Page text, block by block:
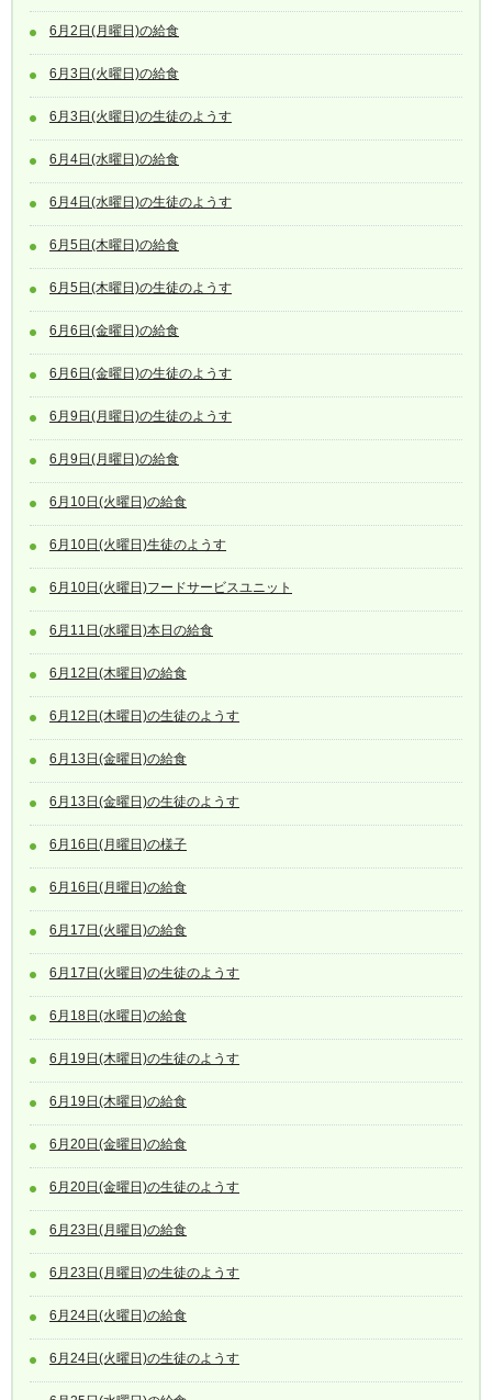
6月2日(月曜日)の給食
6月3日(火曜日)の給食
6月3日(火曜日)の生徒のようす
6月4日(水曜日)の給食
6月4日(水曜日)の生徒のようす
6月5日(木曜日)の給食
6月5日(木曜日)の生徒のようす
6月6日(金曜日)の給食
6月6日(金曜日)の生徒のようす
6月9日(月曜日)の生徒のようす
6月9日(月曜日)の給食
6月10日(火曜日)の給食
6月10日(火曜日)生徒のようす
6月10日(火曜日)フードサービスユニット
6月11日(水曜日)本日の給食
6月12日(木曜日)の給食
6月12日(木曜日)の生徒のようす
6月13日(金曜日)の給食
6月13日(金曜日)の生徒のようす
6月16日(月曜日)の様子
6月16日(月曜日)の給食
6月17日(火曜日)の給食
6月17日(火曜日)の生徒のようす
6月18日(水曜日)の給食
6月19日(木曜日)の生徒のようす
6月19日(木曜日)の給食
6月20日(金曜日)の給食
6月20日(金曜日)の生徒のようす
6月23日(月曜日)の給食
6月23日(月曜日)の生徒のようす
6月24日(火曜日)の給食
6月24日(火曜日)の生徒のようす